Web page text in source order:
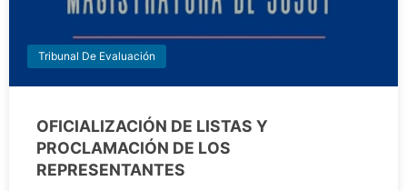
Tribunal De Evaluación
OFICIALIZACIÓN DE LISTAS Y
PROCLAMACIÓN DE LOS
REPRESENTANTES